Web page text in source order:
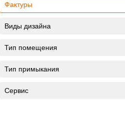
Фактуры
Виды дизайна
Тип помещения
Тип примыкания
Сервис